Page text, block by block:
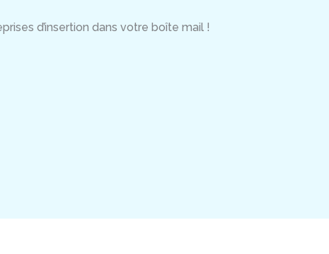
d’insertion dans votre boîte mail !